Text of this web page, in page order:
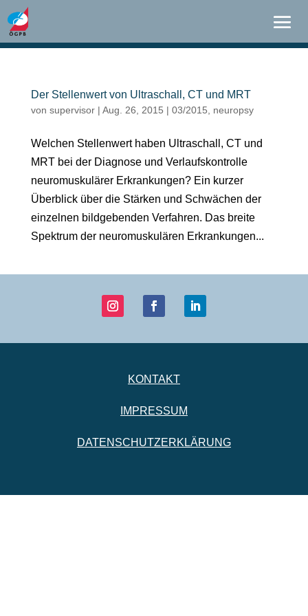
Der Stellenwert von Ultraschall, CT und MRT
von supervisor| Aug. 26, 2015 | 03/2015 neuropsy
Welchen Stellenwert haben Ultraschall, CT und
MRT bei der Diagnose und Verlaufskontrolle
neuromuskulärer Erkrankungen? Ein kurzer
Überblick über die Stärken und Schwächen der
einzelnen bildgebenden Verfahren. Das breite
Spektrum der neuromuskulären Erkrankungen...
KONTAKT
IMPRESSUM
DATENSCHUTZERKLÄRUNG